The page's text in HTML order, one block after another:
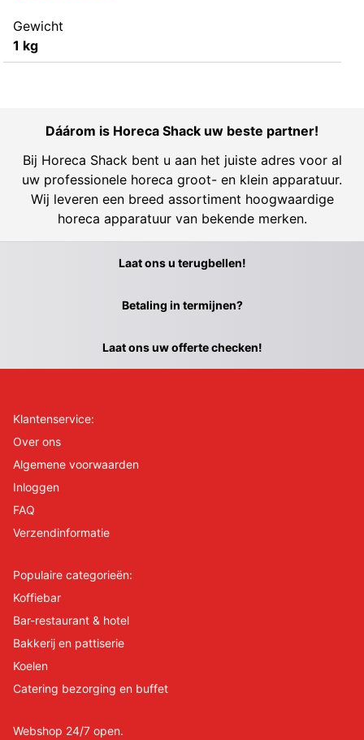
Gewicht
1 kg
Dáárom is Horeca Shack uw beste partner!
Bij Horeca Shack bent u aan het juiste adres voor al
uw professionele horeca groot- en klein apparatuur.
Wij leveren een breed assortiment hoogwaardige
horeca apparatuur van bekende merken.
Laat ons u terugbellen!
Betaling in termijnen?
Laat ons uw offerte checken!
Klantenservice:
Over ons
Algemene voorwaarden
Inloggen
FAQ
Verzendinformatie
Populaire categorieën:
Koffiebar
Bar-restaurant & hotel
Bakkerij en pattiserie
Koelen
Catering bezorging en buffet
Webshop 24/7 open.